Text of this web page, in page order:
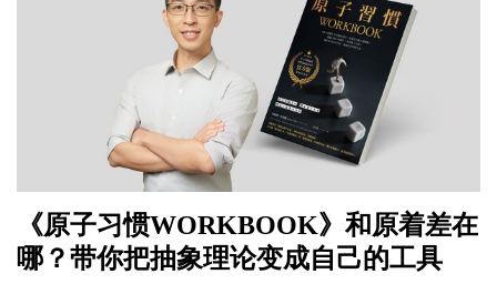
《原子习惯WORKBOOK》和原着差在
哪？带你把抽象理论变成自己的工具